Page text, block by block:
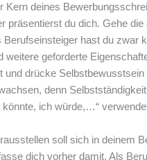
Kern deines
präsentierst du dich. Gehe
Berufseinsteiger hast du zwar
weitere geforderte
und drücke
denn
könnte, ich würde,…“
soll sich in deinem
dich vorher damit. Als